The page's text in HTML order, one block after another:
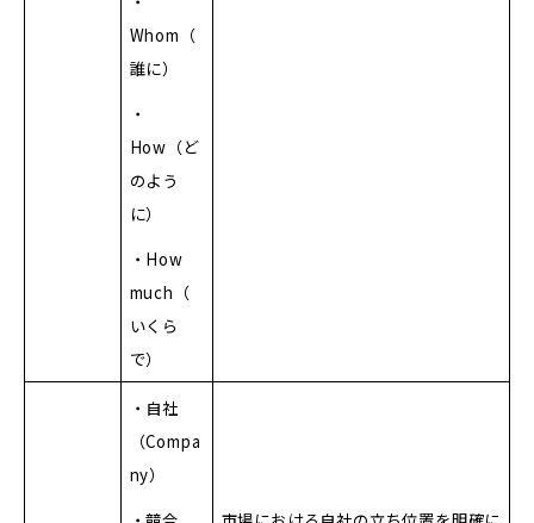
Whom（
誰に）
・
How（ど
のよう
に）
・How
much（
いくら
で）
・自社
（Compa
ny）